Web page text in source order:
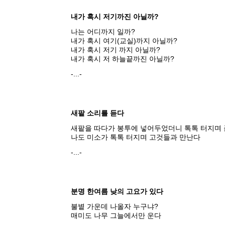
내가 혹시 저기까진 아닐까?
나는 어디까지 일까?
내가 혹시 여기(교실)까지 아닐까?
내가 혹시 저기 까지 아닐까?
내가 혹시 저 하늘끝까진 아닐까?
-...-
새팥 소리를 듣다
새팥을 따다가 봉투에 넣어두었더니 톡톡 터지며
나도 미소가 톡톡 터지며 고것들과 만난다
-...-
분명 한여름 낮의 고요가 있다
불볕 가운데 나올자 누구냐?
매미도 나무 그늘에서만 운다